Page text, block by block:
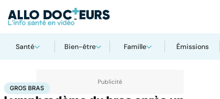
Santé Bien-être Famille Émissions
Accueil Santé Maladies Gros bras
GROS BRAS